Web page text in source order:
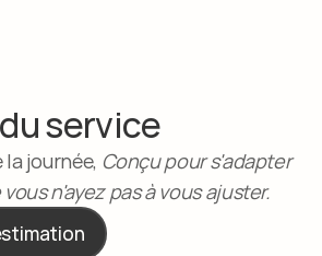
service
journée, Conçu pour s'adapter
n'ayez pas à vous ajuster.